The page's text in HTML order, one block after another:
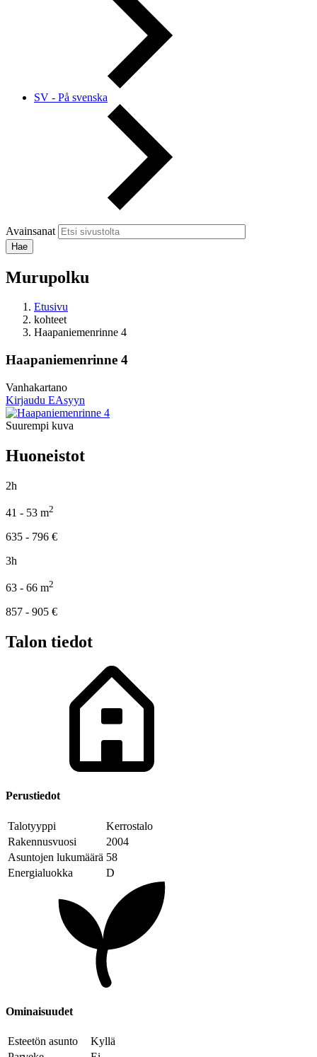
SV - På svenska
Avainsanat
Murupolku
Etusivu
kohteet
Haapaniemenrinne 4
Haapaniemenrinne 4
Vanhakartano
Kirjaudu EAsyyn
Suurempi kuva
Huoneistot
2h
41 - 53 m2
635 - 796 €
3h
63 - 66 m2
857 - 905 €
Talon tiedot
Perustiedot
Talotyyppi
Kerrostalo
Rakennusvuosi
2004
Asuntojen lukumäärä 58
Energialuokka
D
Ominaisuudet
Esteetön asunto
Kyllä